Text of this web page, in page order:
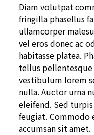
Diam volutpat
fringilla phasellus
ullamcorper
vel eros donec ac
habitasse platea.
tellus
vestibulum lorem
nulla. Auctor urna
eleifend. Sed
feugiat.
accumsan sit amet.